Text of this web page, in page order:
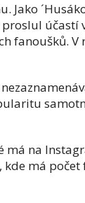
účastí
fanoušků. V
má na
má počet